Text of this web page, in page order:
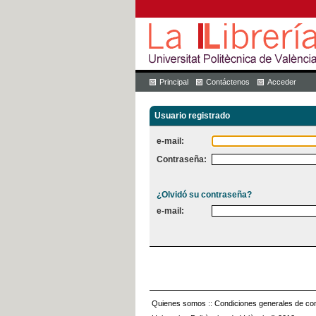
Principal Contáctenos Acceder
Usuario registrado
e-mail:
Contraseña:
¿Olvidó su contraseña?
e-mail:
Quienes somos :: Condiciones generales de